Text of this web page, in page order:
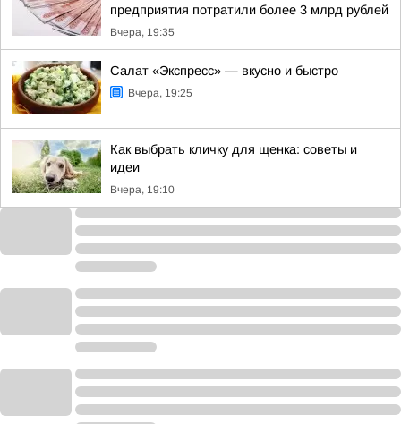
предприятия потратили более 3 млрд рублей
Вчера, 19:35
Салат «Экспресс» — вкусно и быстро
Вчера, 19:25
Как выбрать кличку для щенка: советы и
идеи
Вчера, 19:10